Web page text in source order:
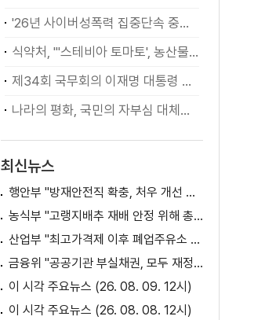
'26년 사이버성폭력 집중단속 중간성과 발표···향후 추진계획은?
식약처, "'스테비아 토마토', 농산물 아닌 가공식품"
제34회 국무회의 이재명 대통령 모두발언
나라의 평화, 국민의 자부심 대체불가 대한민국 이재명 대통령 모두말씀
최신뉴스
행안부 "방재안전직 확충, 처우 개선 등 위한 제도개선 추진"
농식부 "고랭지배추 재배 안정 위해 총력···배추가격 점차 안정세"
산업부 "최고가격제 이후 폐업주유소 증가? 사실 아냐"
금융위 "공공기관 부실채권, 모두 재정으로 보전되는 것 아냐"
이 시각 주요뉴스 (26. 08. 09. 12시)
이 시각 주요뉴스 (26. 08. 08. 12시)